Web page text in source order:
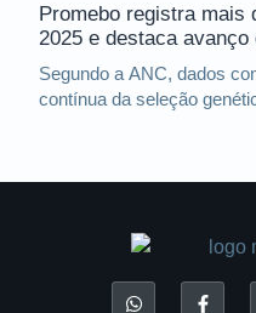
Promebo registra mais
2025 e destaca
Segundo a ANC, dados
contínua da seleção